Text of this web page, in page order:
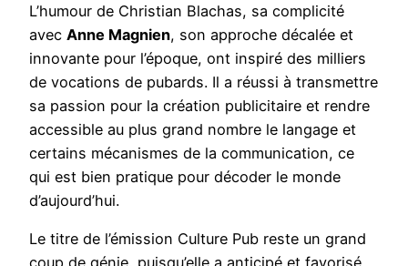
L’humour de Christian Blachas, sa complicité
avec Anne Magnien, son approche décalée et
innovante pour l’époque, ont inspiré des milliers
de vocations de pubards. Il a réussi à transmettre
sa passion pour la création publicitaire et rendre
accessible au plus grand nombre le langage et
certains mécanismes de la communication, ce
qui est bien pratique pour décoder le monde
d’aujourd’hui.
Le titre de l’émission Culture Pub reste un grand
coup de génie, puisqu’elle a anticipé et favorisé